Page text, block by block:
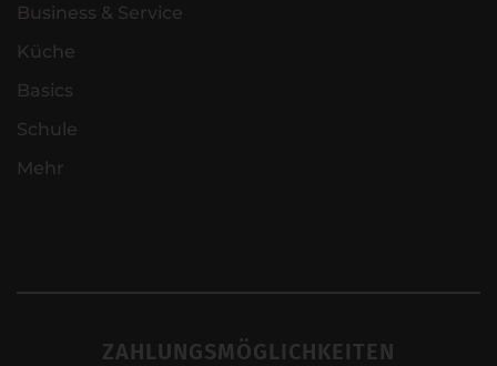
Business & Service
Küche
Basics
Schule
Mehr
ZAHLUNGSMÖGLICHKEITEN